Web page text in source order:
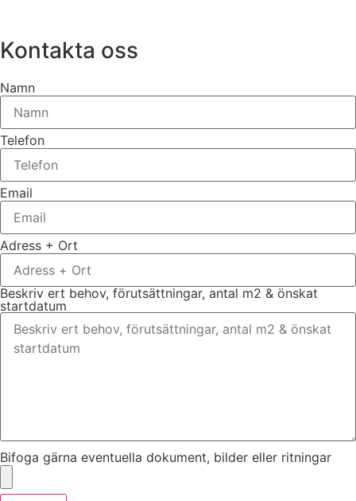
Kontakta oss
Namn
Telefon
Email
Adress + Ort
Beskriv ert behov, förutsättningar, antal m2 & önskat
startdatum
Bifoga gärna eventuella dokument, bilder eller ritningar